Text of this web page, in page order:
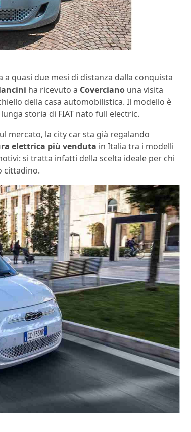
quasi due mesi di distanza dalla conquista
ha ricevuto a Coverciano una visita
della casa automobilistica. Il modello è
storia di FIAT nato full electric.
mercato, la city car sta già regalando
elettrica più venduta in Italia tra i modelli
si tratta infatti della scelta ideale per chi
cittadino.